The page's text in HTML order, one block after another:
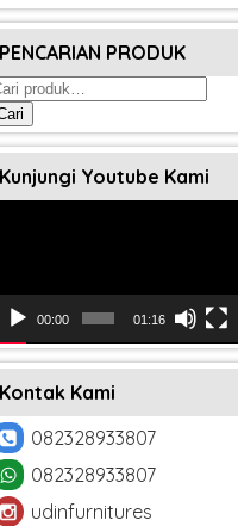
PENCARIAN PRODUK
Kunjungi Youtube Kami
00:00 01:16
Kontak Kami
082328933807
082328933807
udinfurnitures